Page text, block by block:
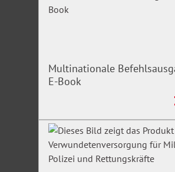
Multinationale
E-Book